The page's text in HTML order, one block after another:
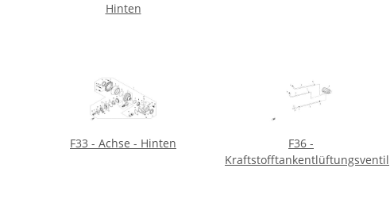
Hinten
F33 - Achse - Hinten
F36 -
Kraftstofftankentlüftungsventil